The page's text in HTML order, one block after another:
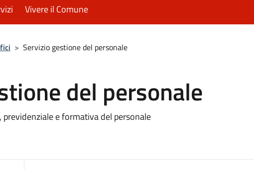
Vivere il Comune
> Servizio gestione del personale
del personale
e formativa del personale